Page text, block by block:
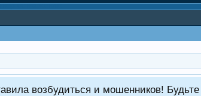
возбудиться и мошенников!